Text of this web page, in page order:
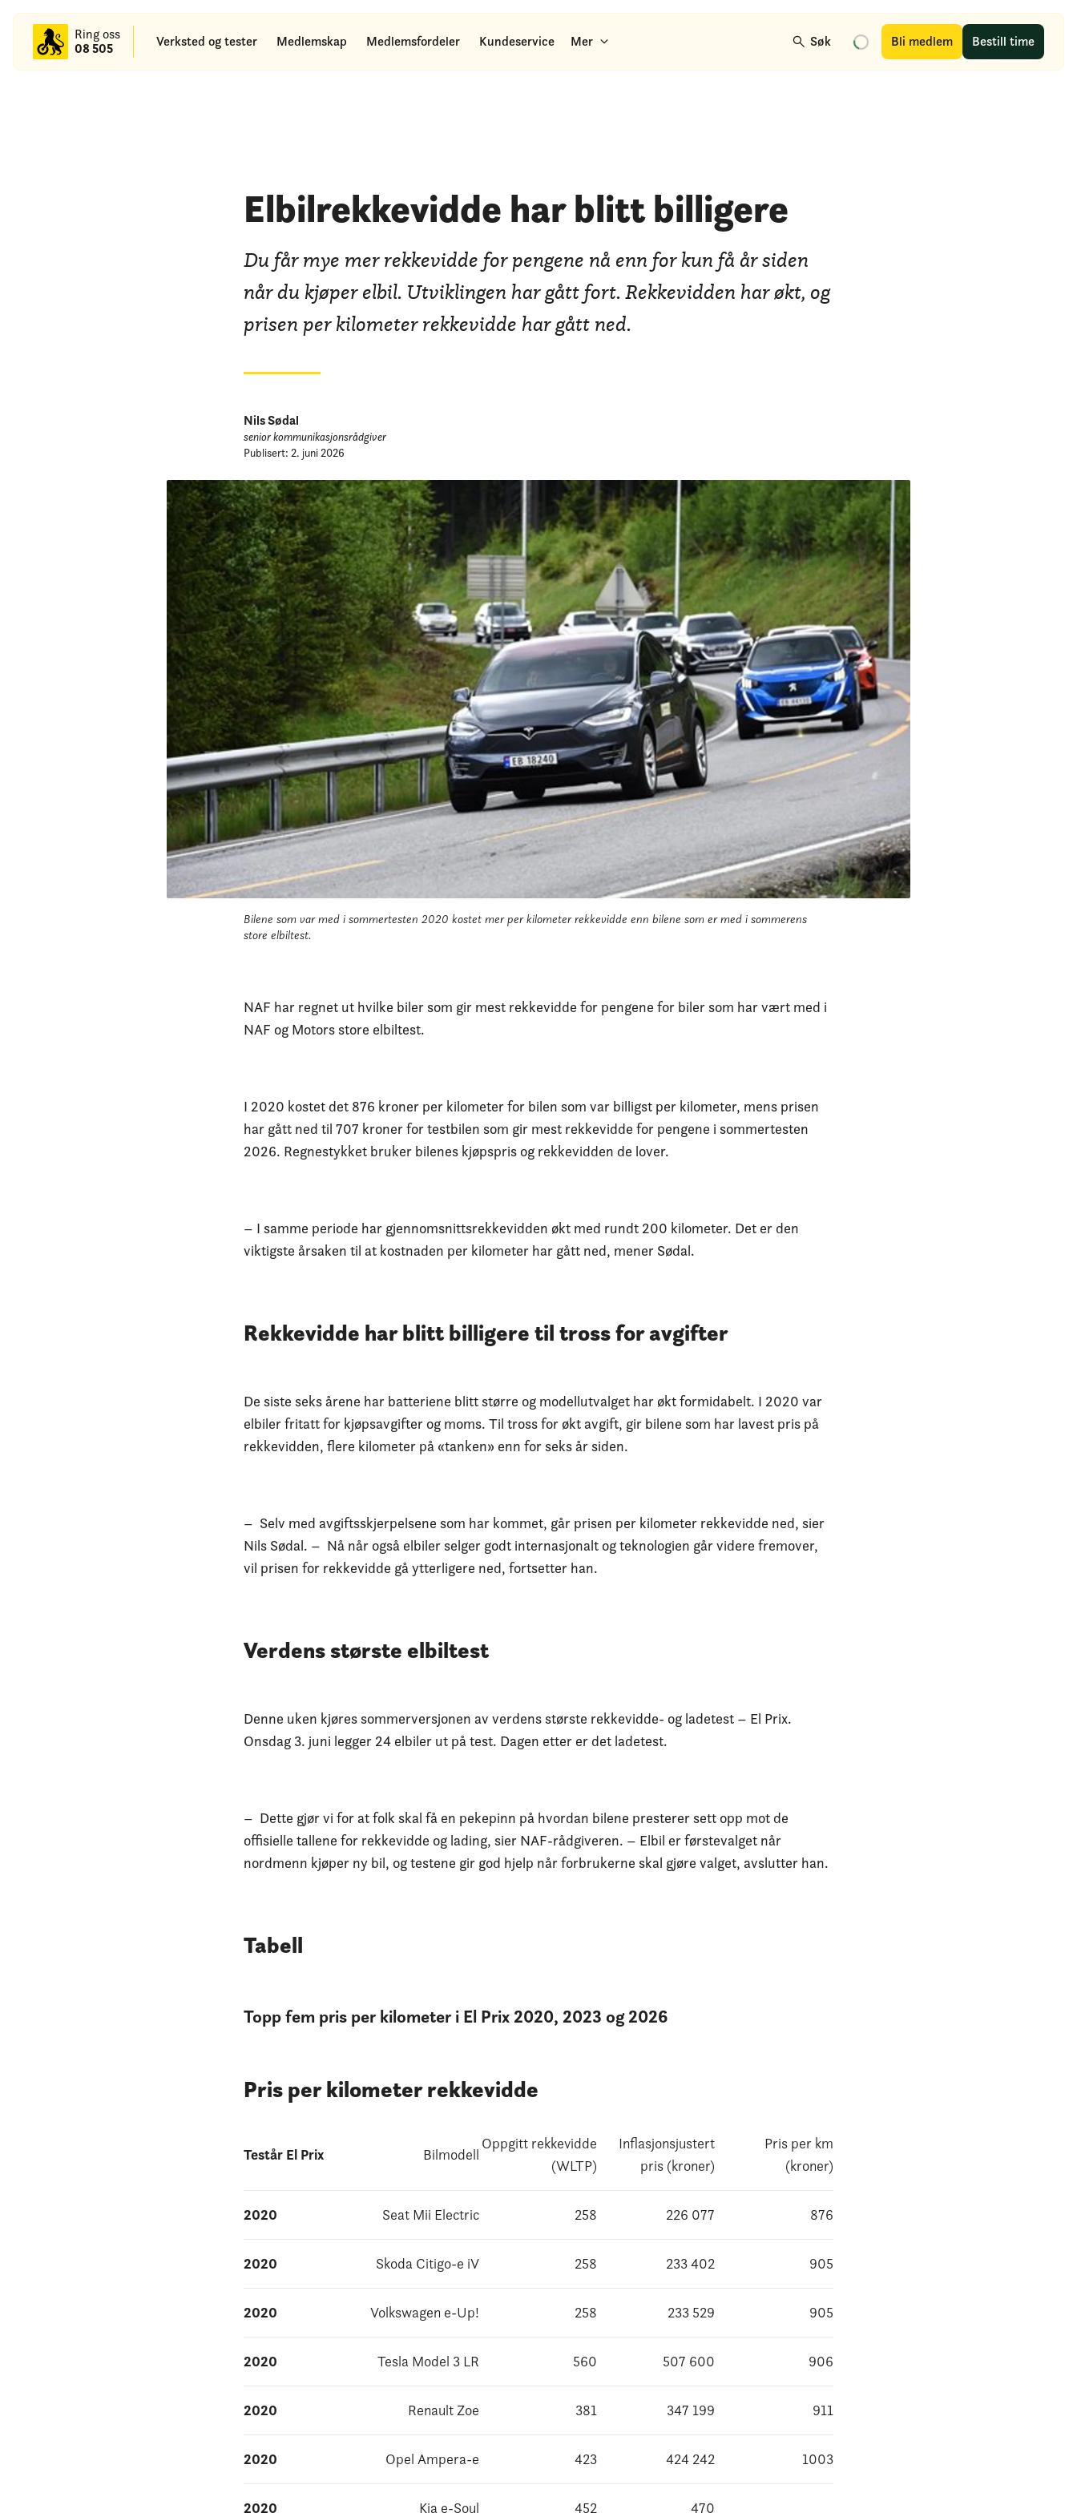
Ring oss
08 505
Verksted og tester Medlemskap Medlemsfordeler Kundeservice Mer Søk Bli medlem Bestill time
hovedinnhold
Elbilrekkevidde har blitt billigere
Du får mye mer rekkevidde for pengene nå enn for kun få år siden
når du kjøper elbil. Utviklingen har gått fort. Rekkevidden har økt, og
prisen per kilometer rekkevidde har gått ned.
Nils Sødal
senior kommunikasjonsrådgiver
Publisert: 2. juni 2026
Bilene som var med i sommertesten 2020 kostet mer per kilometer rekkevidde enn bilene som er med i sommerens
store elbiltest.
NAF har regnet ut hvilke biler som gir mest rekkevidde for pengene for biler som har vært med i
NAF og Motors store elbiltest.
I 2020 kostet det 876 kroner per kilometer for bilen som var billigst per kilometer, mens prisen
har gått ned til 707 kroner for testbilen som gir mest rekkevidde for pengene i sommertesten
2026. Regnestykket bruker bilenes kjøpspris og rekkevidden de lover.
– I samme periode har gjennomsnittsrekkevidden økt med rundt 200 kilometer. Det er den
viktigste årsaken til at kostnaden per kilometer har gått ned, mener Sødal.
Rekkevidde har blitt billigere til tross for avgifter
De siste seks årene har batteriene blitt større og modellutvalget har økt formidabelt. I 2020 var
elbiler fritatt for kjøpsavgifter og moms. Til tross for økt avgift, gir bilene som har lavest pris på
rekkevidden, flere kilometer på «tanken» enn for seks år siden.
– Selv med avgiftsskjerpelsene som har kommet, går prisen per kilometer rekkevidde ned, sier
Nils Sødal. – Nå når også elbiler selger godt internasjonalt og teknologien går videre fremover,
vil prisen for rekkevidde gå ytterligere ned, fortsetter han.
Verdens største elbiltest
Denne uken kjøres sommerversjonen av verdens største rekkevidde- og ladetest – El Prix.
Onsdag 3. juni legger 24 elbiler ut på test. Dagen etter er det ladetest.
– Dette gjør vi for at folk skal få en pekepinn på hvordan bilene presterer sett opp mot de
offisielle tallene for rekkevidde og lading, sier NAF-rådgiveren. – Elbil er førstevalget når
nordmenn kjøper ny bil, og testene gir god hjelp når forbrukerne skal gjøre valget, avslutter han.
Tabell
Topp fem pris per kilometer i El Prix 2020, 2023 og 2026
Pris per kilometer rekkevidde
Testår El Prix Bilmodell
Oppgitt rekkevidde
(WLTP)
Inflasjonsjustert
pris (kroner)
Pris per km
(kroner)
2020 Seat Mii Electric 258 226 077 876
2020 Skoda Citigo-e iV 258 233 402 905
2020 Volkswagen e-Up! 258 233 529 905
2020 Tesla Model 3 LR 560 507 600 906
2020 Renault Zoe 381 347 199 911
2020 Opel Ampera-e 423 424 242 1003
2020 Kia e-Soul 452 470